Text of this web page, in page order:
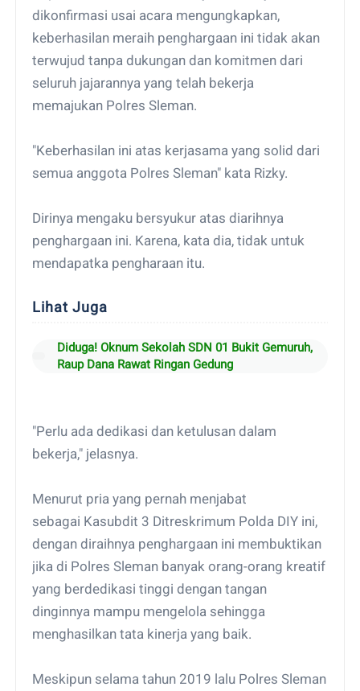
dikonfirmasi usai acara mengungkapkan,
keberhasilan meraih penghargaan ini tidak akan
terwujud tanpa dukungan dan komitmen dari
seluruh jajarannya yang telah bekerja
memajukan Polres Sleman.
"Keberhasilan ini atas kerjasama yang solid dari
semua anggota Polres Sleman" kata Rizky.
Dirinya mengaku bersyukur atas diarihnya
penghargaan ini. Karena, kata dia, tidak untuk
mendapatka pengharaan itu.
Lihat Juga
Diduga! Oknum Sekolah SDN 01 Bukit Gemuruh,
Raup Dana Rawat Ringan Gedung
"Perlu ada dedikasi dan ketulusan dalam
bekerja," jelasnya.
Menurut pria yang pernah menjabat
sebagai Kasubdit 3 Ditreskrimum Polda DIY ini,
dengan diraihnya penghargaan ini membuktikan
jika di Polres Sleman banyak orang-orang kreatif
yang berdedikasi tinggi dengan tangan
dinginnya mampu mengelola sehingga
menghasilkan tata kinerja yang baik.
Meskipun selama tahun 2019 lalu Polres Sleman